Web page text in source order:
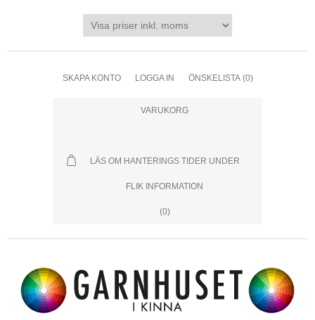
SKAPA KONTO LOGGA IN ÖNSKELISTA (0)
VARUKORG
LÄS OM HANTERINGS TIDER UNDER
FLIK INFORMATION
(0)